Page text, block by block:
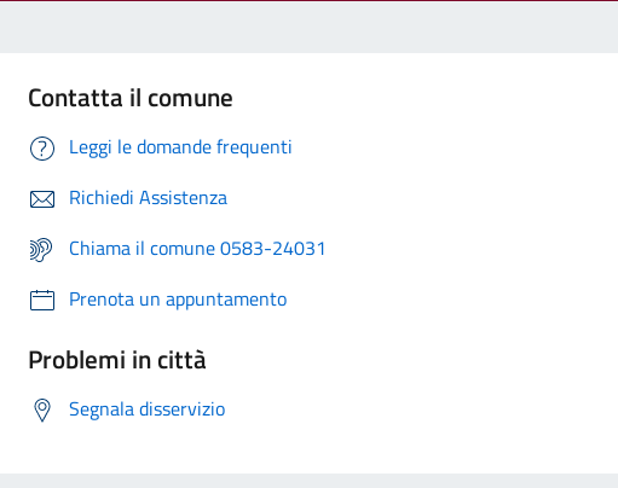
Contatta il comune
Leggi le domande frequenti
Richiedi Assistenza
Chiama il comune 0583-24031
Prenota un appuntamento
Problemi in città
Segnala disservizio